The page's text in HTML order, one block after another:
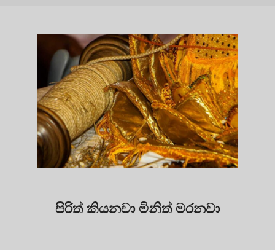
පිරිත් කියනවා මිනිත් මරනවා